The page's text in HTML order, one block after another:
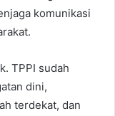
komunikasi
TPPI sudah
dini,
terdekat, dan